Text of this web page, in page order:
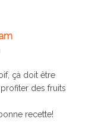
çà doit être
des fruits
recette!